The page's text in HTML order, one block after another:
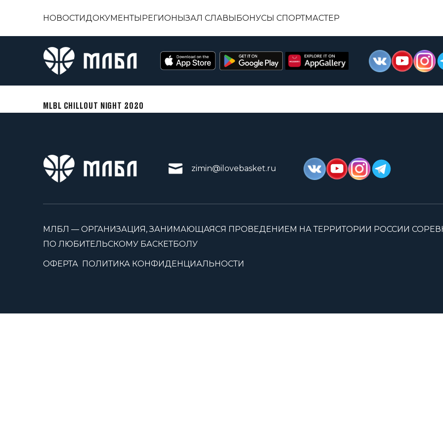
НОВОСТИДОКУМЕНТЫРЕГИОНЫЗАЛ СЛАВЫБОНУСЫ СПОРТМАСТЕР
MLBL CHILLOUT NIGHT 2020
zimin@ilovebasket.ru
МЛБЛ — ОРГАНИЗАЦИЯ, ЗАНИМАЮЩАЯСЯ ПРОВЕДЕНИЕМ НА ТЕРРИТОРИИ РОССИИ
ПО ЛЮБИТЕЛЬСКОМУ БАСКЕТБОЛУ
ОФЕРТА ПОЛИТИКА КОНФИДЕНЦИАЛЬНОСТИ